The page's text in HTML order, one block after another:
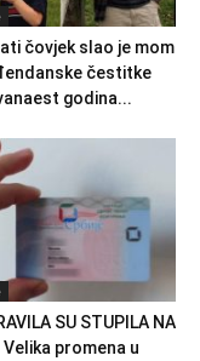
čovjek slao je mom
čestitke
godina...
SU STUPILA NA
Velika promena u